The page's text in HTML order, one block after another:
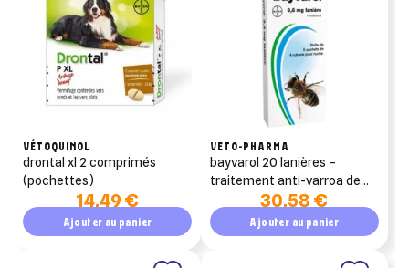
VÉTOQUINOL
drontal xl 2 comprimés
(pochettes)
14,49 €
Ajouter au panier
VETO-PHARMA
bayvarol 20 lanières –
traitement anti-varroa de
rotation (fluméthrine)
30,58 €
Ajouter au panier
add_circle_outline Créer une nouvelle liste
((cancelText)) ((modalDeleteText))
Annuler Créer une liste d'envies
Annuler Connexion